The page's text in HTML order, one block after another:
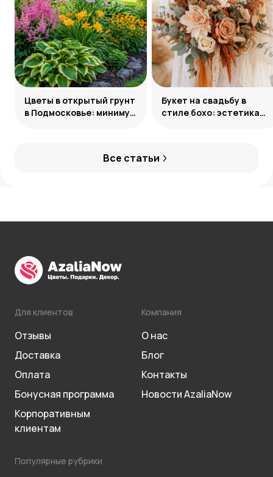
Все статьи
Цветы в открытый грунт
в Подмосковье: минимум
Букет на свадьбу в
стиле бохо: эстетика
Для клиентов
Отзывы
Доставка
Оплата
Бонусная программа
Корпоративным
клиентам
Компания
О нас
Блог
Контакты
Новости AzaliaNow
Популярные рубрики